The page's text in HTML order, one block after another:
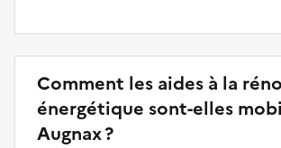
Comment les aides à la
énergétique sont-elles
Augnax ?